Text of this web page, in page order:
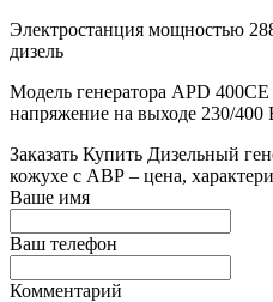
Электростанция мощностью
дизель
Модель генератора APD
напряжение на выходе 230/400
Заказать Купить Дизельный
кожухе с АВР – цена,
Ваше имя
Ваш телефон
Комментарий